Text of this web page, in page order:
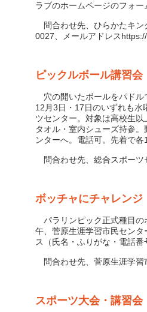
ラブのホームページのフォー
問合わせ先、ひらかたキ
0027、メールアドレス
ピックルボール講習会
穴の開いたボールをパド
12月3日・17日のいずれも
ツセンター。対象は高校生
タオル・室内シューズ持参
ンターへ。電話可。先着で各
問合わせ先、総合スポー
ボッチャにチャレンジ
パラリンピック正式種目
午、菅原生涯学習市民セン
ス（氏名・ふりがな・電話
問合わせ先、菅原生涯学
スポーツ大会・講習会